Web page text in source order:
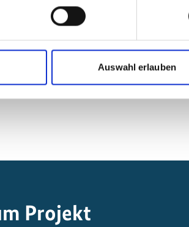
Auswahl erlauben
Vertreter von IDB, PRI und IDDRI,
die Dekarbonisierung
Webinar und dem Workshop
Ländern teil.
Projekt